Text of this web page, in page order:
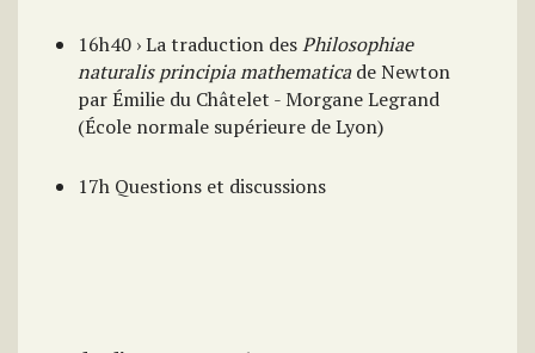
16h40 › La traduction desPhilosophiae
naturalis principia mathematicade Newton
par Émilie du Châtelet - Morgane Legrand
(École normale supérieure de Lyon)
17h Questions et discussions